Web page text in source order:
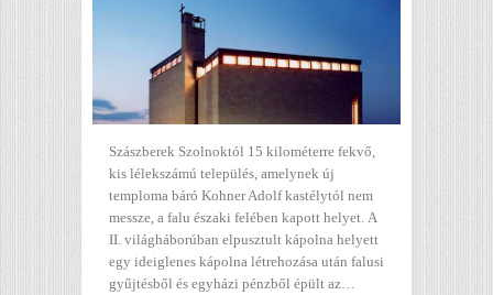
Szászberek Szolnoktól 15 kilométerre fekvő,
kis lélekszámú település, amelynek új
temploma báró Kohner Adolf kastélytól nem
messze, a falu északi felében kapott helyet. A
II. világháborúban elpusztult kápolna helyett
egy ideiglenes kápolna létrehozása után falusi
gyűjtésből és egyházi pénzből épült az…